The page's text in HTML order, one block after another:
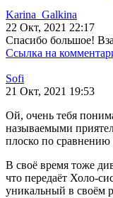
Karina_Galkina
22 Окт, 2021 22:17
Спасибо большое!
Ссылка на
Sofi
21 Окт, 2021 19:53
Ой, очень тебя
называемыми
плоско по
В своё время тоже
что передаёт Холо-
уникальный в своём